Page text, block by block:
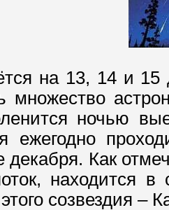
на 13, 14 и
множество
ночью
ежегодно
декабря. Как
находится
созвездия –